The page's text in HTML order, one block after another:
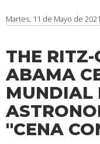
Martes, 11 de Mayo de 2021
THE RITZ-
ABAMA
MUNDIAL
''CENA